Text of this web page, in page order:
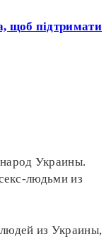
щоб підтримати
Украины.
людьми из
из Украины,